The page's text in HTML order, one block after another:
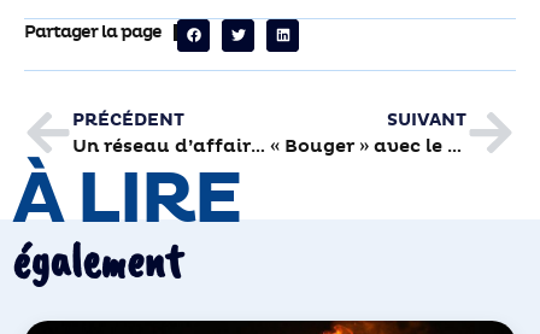
Partager la page
PRÉCÉDENT
Un réseau d’affaires pour les entreprises de services du Limousin
SUIVANT
« Bouger » avec le mensuel culturel
À LIRE
également